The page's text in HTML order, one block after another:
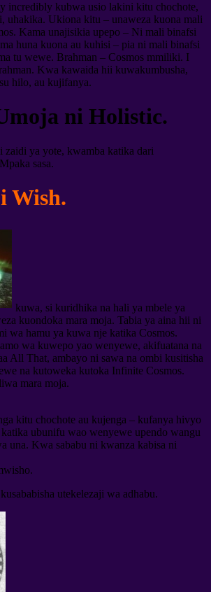
incredibly kubwa usio lakini kitu chochote,
uhakika. Ukiona kitu – unaweza kuona mali
Kama unajisikia upepo – Ni mali binafsi
huna kuona au kuhisi – pia ni mali binafsi
tu wewe. Brahman – Cosmos mmiliki. I
Kwa kawaida hii kuwakumbusha,
hilo, au kujifanya.
ni Holistic.
zaidi ya yote, kwamba katika dari
sasa.
Wish.
kuwa, si kuridhika na hali ya mbele ya
kuondoka mara moja. Tabia ya aina hii ni
wa hamu ya kuwa nje katika Cosmos.
wa kuwepo yao wenyewe, akifuatana na
All That, ambayo ni sawa na ombi kusitisha
na kutoweka kutoka Infinite Cosmos.
mara moja.
kitu chochote au kujenga – kufanya hivyo
ubunifu wao wenyewe upendo wangu
una. Kwa sababu ni kwanza kabisa ni
utekelezaji wa adhabu.